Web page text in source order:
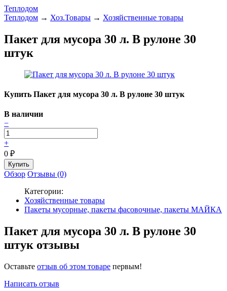
Теплодом
Теплодом → Хоз.Товары → Хозяйственные товары
Пакет для мусора 30 л. В рулоне 30
штук
Купить Пакет для мусора 30 л. В рулоне 30 штук
В наличии
−
+
0 ₽
Обзор Отзывы (0)
Категории:
Хозяйственные товары
Пакеты мусорные, пакеты фасовочные, пакеты МАЙКА
Пакет для мусора 30 л. В рулоне 30
штук отзывы
Оставьте отзыв об этом товаре первым!
Написать отзыв